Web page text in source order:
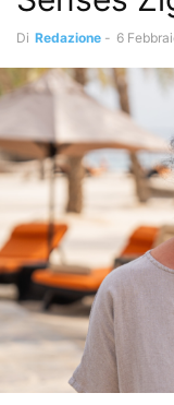
Di Redazione - 6